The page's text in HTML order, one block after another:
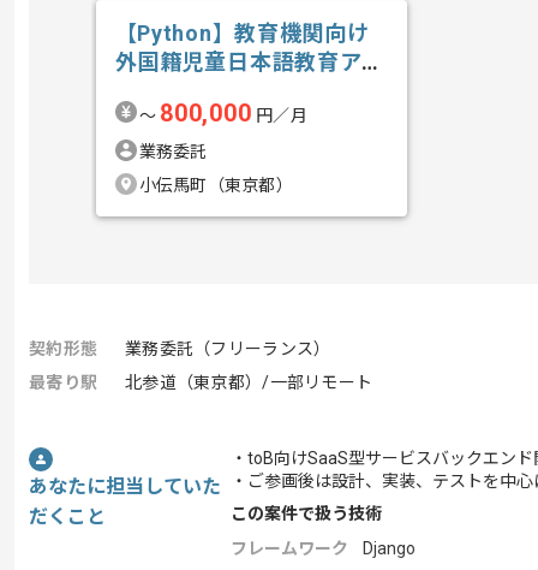
【Python】教育機関向け
外国籍児童日本語教育アプ
〜 800,000 円／月
業務委託
小伝馬町（東京都）
契約形態
業務委託（フリーランス）
最寄り駅
北参道（東京都）/一部リモート
あなたに担当していた
だくこと
・toB向けSaaS型サービスバックエン
・ご参画後は設計、実装、テストを中
この案件で扱う技術
フレームワーク
Django